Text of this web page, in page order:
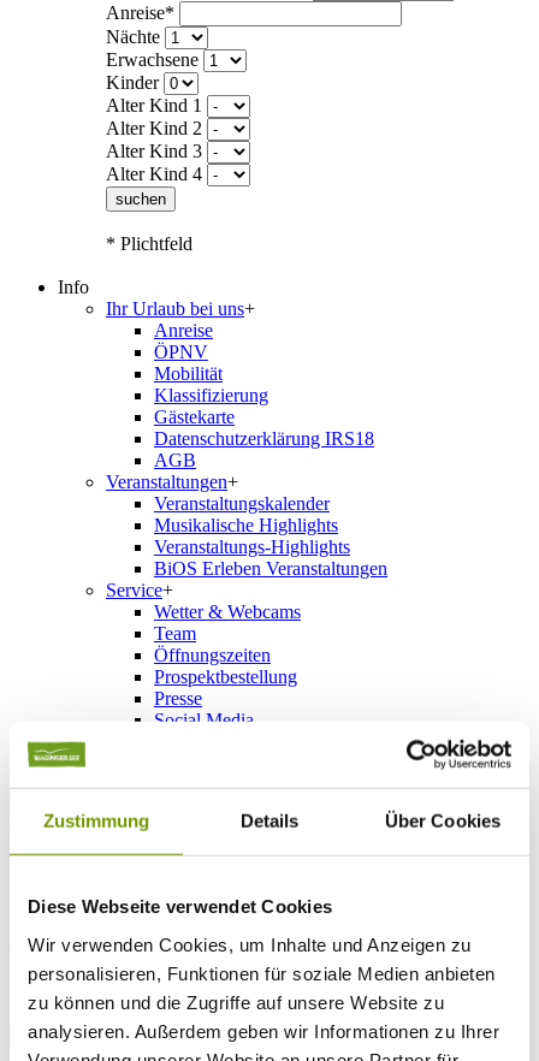
Zustimmung Details Über Cookies
Diese Webseite verwendet Cookies
Wir verwenden Cookies, um Inhalte und Anzeigen zu
personalisieren, Funktionen für soziale Medien anbieten
zu können und die Zugriffe auf unsere Website zu
analysieren. Außerdem geben wir Informationen zu Ihrer
Anreise*
Nächte
Erwachsene
Kinder
Alter Kind 1
Alter Kind 2
Alter Kind 3
Alter Kind 4
suchen
* Plichtfeld
Info
Ihr Urlaub bei uns+
Anreise
ÖPNV
Mobilität
Klassifizierung
Gästekarte
Datenschutzerklärung IRS18
AGB
Veranstaltungen+
Veranstaltungskalender
Musikalische Highlights
Veranstaltungs-Highlights
BiOS Erleben Veranstaltungen
Service+
Wetter & Webcams
Team
Öffnungszeiten
Prospektbestellung
Presse
Social Media
Bitte wählen Sie einen Ort
Anreise*
Erwachsene
Kinder
Alter Kind 1
Alter Kind 2
Alter Kind 3
Alter Kind 4
suchen